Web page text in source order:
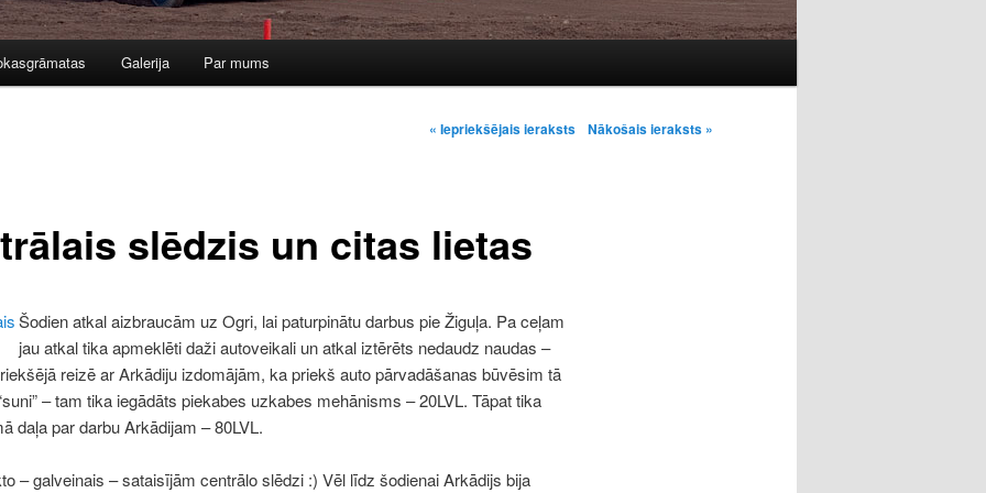
Galerija Par mums
Navigācija
« Iepriekšējais ieraksts Nākošais ieraksts »
slēdzis un citas lietas
Šodien atkal aizbraucām uz Ogri, lai paturpinātu darbus pie Žiguļa. Pa ceļam
jau atkal tika apmeklēti daži autoveikali un atkal iztērēts nedaudz naudas –
reizē ar Arkādiju izdomājām, ka priekš auto pārvadāšanas būvēsim tā
– tam tika iegādāts piekabes uzkabes mehānisms – 20LVL. Tāpat tika
daļa par darbu Arkādijam – 80LVL.
– galveinais – sataisījām centrālo slēdzi :) Vēl līdz šodienai Arkādijs bija